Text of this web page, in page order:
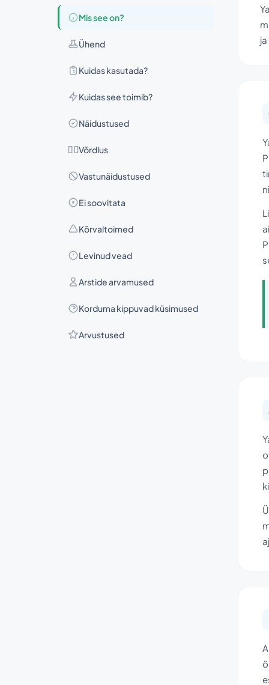
Mis see on?
Ühend
Kuidas kasutada?
Kuidas see toimib?
Näidustused
Võrdlus
Vastunäidustused
Ei soovitata
Kõrvaltoimed
Levinud vead
Arstide arvamused
Korduma kippuvad küsimused
Arvustused